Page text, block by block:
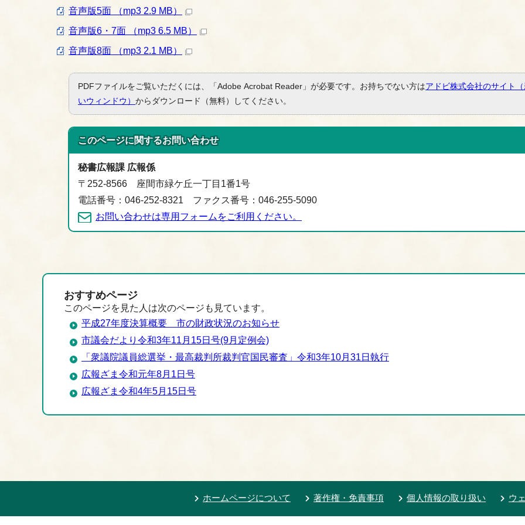
音声版5面 （mp3 2.9 MB）
音声版6・7面 （mp3 6.5 MB）
音声版8面 （mp3 2.1 MB）
PDFファイルをご覧いただくには、「Adobe Acrobat Reader」が必要です。お持ちでない方はアドビ株式会社のサイト
いウィンドウ） からダウンロード（無料）してください。
このページに関するお問い合わせ
秘書広報課 広報係
〒252-8566 座間市緑ケ丘一丁目1番1号
電話番号：046-252-8321 ファクス番号：046-255-5090
お問い合わせは専用フォームをご利用ください。
おすすめページ
このページを見た人は次のページも見ています。
平成27年度決算概要 市の財政状況のお知らせ
市議会だより令和3年11月15日号(9月定例会)
「衆議院議員総選挙・最高裁判所裁判官国民審査」令和3年10月31日執行
広報ざま令和元年8月1日号
広報ざま令和4年5月15日号
ホームページについて 著作権・免責事項 個人情報の取り扱い ウ